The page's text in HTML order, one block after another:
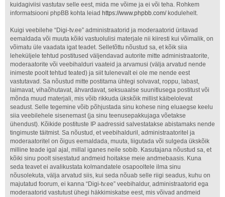
kuidagiviisi vastutav selle eest, mida me võime ja ei või teha. Rohkem
informatsiooni phpBB kohta leiad https://www.phpbb.com/kodulehelt.
Kuigi veebilehe “Digi-tv.ee” administraatorid ja moderaatorid üritavad
eemaldada või muuta kõiki vastuolulisi materjale nii kiiresti kui võimalik, on
võimatu üle vaadata igat teadet. Selletõttu nõustud sa, et kõik siia
leheküljele tehtud postitused väljendavad autorite mitte administraatorite,
moderaatorite või veebihalduri vaateid ja arvamusi (välja arvatud nende
inimeste poolt tehtud teated) ja siit tulenevalt ei ole me nende eest
vastutavad. Sa nõustud mitte postitama ühtegi solvavat, roppu, labast,
laimavat, vihaõhutavat, ähvardavat, seksuaalse suunitlusega postitust või
mõnda muud materjali, mis võib rikkuda ükskõik millist käibelolevat
seadust. Selle tegemine võib põhjustada sinu kohese ning eluaegse keelu
siia veebilehele sisenemast (ja sinu teenusepakkujaga võetakse
ühendust). Kõikide postituste IP aadressid salvestatakse abistamaks nende
tingimuste täitmist. Sa nõustud, et veebihalduril, administraatoritel ja
moderaatoritel on õigus eemaldada, muuta, liigutada või sulgeda ükskõik
milline teade igal ajal, millal iganes neile sobib. Kasutajana nõustud sa, et
kõiki sinu poolt sisestatud andmeid hoitakse meie andmebaasis. Kuna
seda teavet ei avalikustata kolmandatele osapooltele ilma sinu
nõusolekuta, välja arvatud siis, kui seda nõuab selle riigi seadus, kuhu on
majutatud foorum, ei kanna “Digi-tv.ee” veebihaldur, administraatorid ega
moderaatorid vastutust ühegi häkkimiskatse eest, mis võivad andmeid